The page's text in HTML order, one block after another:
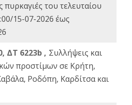
πυρκαγιές του τελευταίου
15-07-2026 έως
ΔΤ 6223b , Συλλήψεις και
προστίμων σε Κρήτη,
Ροδόπη, Καρδίτσα και